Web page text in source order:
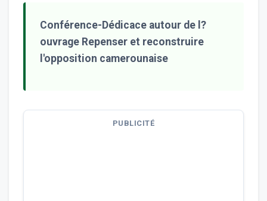
Conférence-Dédicace autour de l?
ouvrage Repenser et reconstruire
l'opposition camerounaise
PUBLICITÉ